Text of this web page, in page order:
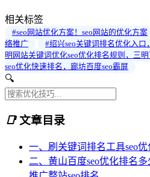
相关标签
#seo网站优化方案！seo网站的优化方案
络推广
#绍兴seo关键词排名优化入口
明网站关键词优化seo优化排名规则，三
seo优化快速排名，廊坊百度seo霸屏
🔍
📑文章目录
一、刷关键词排名工具seo
二、黄山百度seo优化排名